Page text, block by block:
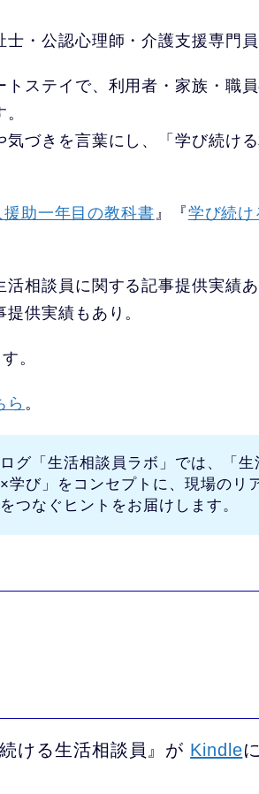
・公認心理師・介護支援専門員
ステイで、利用者・家族・職
気づきを言葉にし、「学び続け
援助一年目の教科書 』『学び続け
活相談員に関する記事提供実績
供実績もあり。
。
ら 。
グ「生活相談員ラボ」 では、
「
学び」
をコンセプトに、現場のリ
つなぐヒントをお届けします。
ける生活相談員』が Kindle